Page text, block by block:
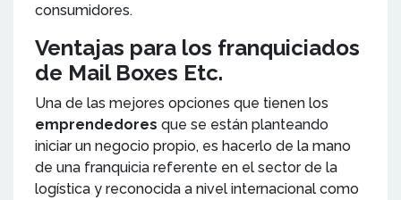
consumidores.
Ventajas para los franquiciados
de Mail Boxes Etc.
Una de las mejores opciones que tienen los
emprendedores que se están planteando
iniciar un negocio propio, es hacerlo de la mano
de una franquicia referente en el sector de la
logística y reconocida a nivel internacional como